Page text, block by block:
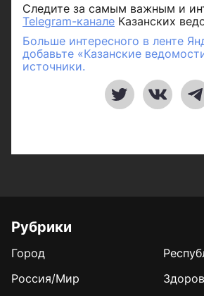
Следите за самым важным и
Telegram-канале Казанских
Больше интересного в ленте
добавьте «Казанские
источники.
Рубрики
Город
Россия/Мир